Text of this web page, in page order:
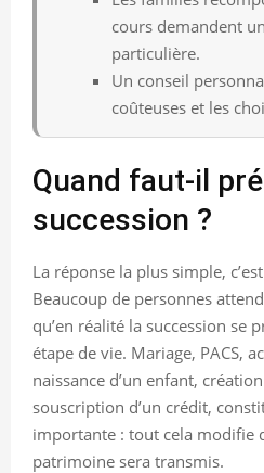
cours demandent
particulière.
Un conseil
coûteuses et les
Quand faut-il
succession ?
La réponse la plus simple,
Beaucoup de personnes
qu’en réalité la succession se
étape de vie. Mariage, PACS,
naissance d’un enfant,
souscription d’un crédit,
importante : tout cela modifie
patrimoine sera transmis.